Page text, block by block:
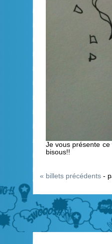
Je vous présente
bisous!!
« billets précédents -